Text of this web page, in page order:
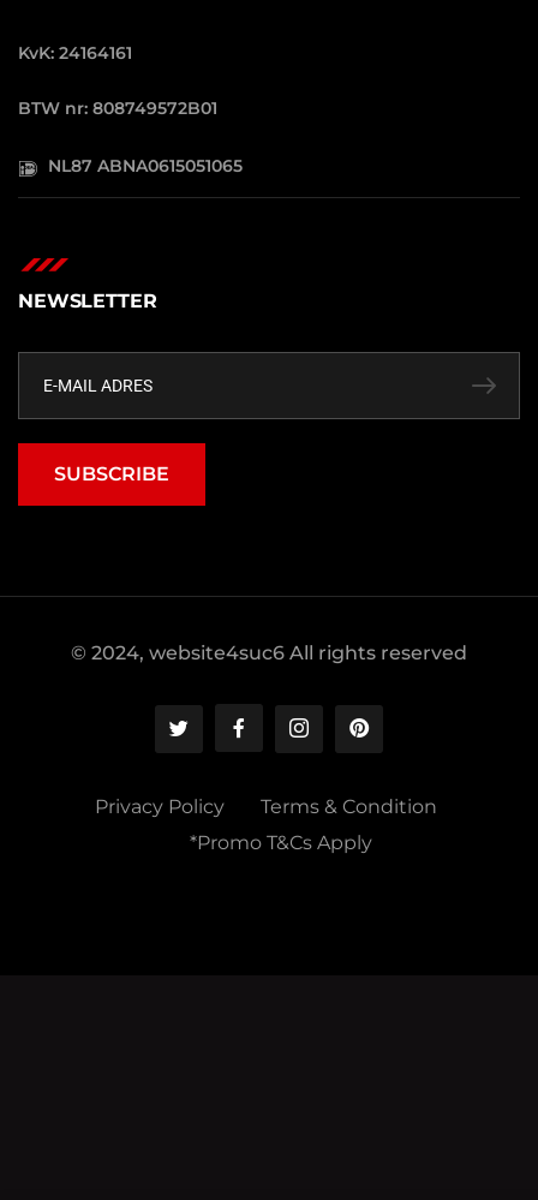
KvK: 24164161
BTW nr: 808749572B01
NL87 ABNA0615051065
NEWSLETTER
SUBSCRIBE
© 2024, website4suc6 All rights reserved
Privacy Policy
Terms & Condition
*Promo T&Cs Apply